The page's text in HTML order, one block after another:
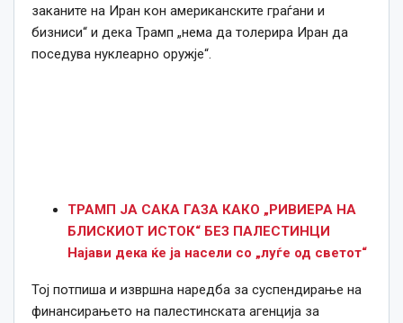
заканите на Иран кон американските граѓани и
бизниси“ и дека Трамп „нема да толерира Иран да
поседува нуклеарно оружје“.
ТРАМП ЈА САКА ГАЗА КАКО „РИВИЕРА НА
БЛИСКИОТ ИСТОК“ БЕЗ ПАЛЕСТИНЦИ
Најави дека ќе ја насели со „луѓе од светот“
Тој потпиша и извршна наредба за суспендирање на
финансирањето на палестинската агенција за